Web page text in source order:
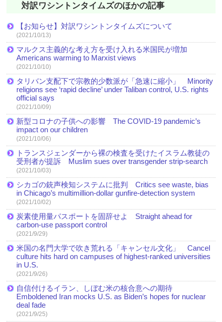
対訳ワシントンタイムズのほかの記事
【お知らせ】対訳ワシントンタイムズについて
(2021/10/13)
マルクス主義的な考え方を受け入れる米国民が増加
Americans warming to Marxist views
(2021/10/10)
タリバン支配下で宗教的少数派が「急速に縮小」 Minority
religions see ‘rapid decline’ under Taliban control, U.S. rights
official says
(2021/10/09)
新型コロナの子供への影響 The COVID-19 pandemic’s
impact on our children
(2021/10/06)
トランスジェンダーから裸の検査を受けたイスラム教徒の
受刑者が提訴 Muslim sues over transgender strip-search
(2021/10/03)
シカゴの銃声検知システムに批判 Critics see waste, bias
in Chicago’s multimillion-dollar gunfire-detection system
(2021/10/02)
炭素使用量パスポートを固辞せよ Straight ahead for
carbon-use passport control
(2021/9/29)
米国の名門大学で吹き荒れる「キャンセル文化」 Cancel
culture hits hard on campuses of highest-ranked universities
in U.S.
(2021/9/26)
自信付けるイラン、しぼむ米の核合意への期待
Emboldened Iran mocks U.S. as Biden’s hopes for nuclear
deal fade
(2021/9/25)